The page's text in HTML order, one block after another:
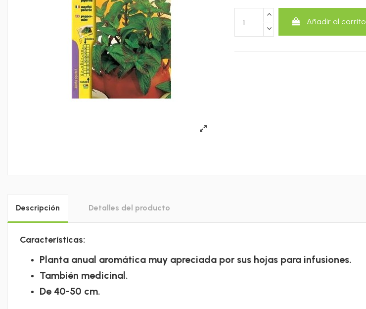
Añadir al carrito
Descripción Detalles del producto
Características:
Planta anual aromática muy apreciada por sus hojas para infusiones.
También medicinal.
De 40-50 cm.